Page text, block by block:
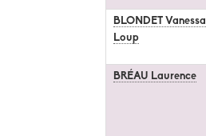
BLONDET Vanessa
Loup
BRÉAU Laurence